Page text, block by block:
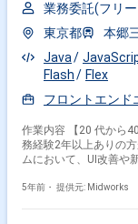
業務委託(フリ
東京都
本郷
Java
Flash
Flex
フロントエンド
作業内容 【20 代から
務経験2年以上ありの方が対象の案件で
ムにおいて、UI改善や
導入を行います。 ■具体的な業務内容 ・JavaScriptやHTML5を使用したフ
5年前・ 提供元: Midworks